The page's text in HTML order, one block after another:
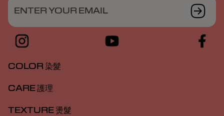
ENTER YOUR EMAIL
COLOR 染髮
CARE 護理
TEXTURE 燙髮